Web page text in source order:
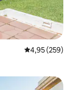
Prosječna
4,95 (259)